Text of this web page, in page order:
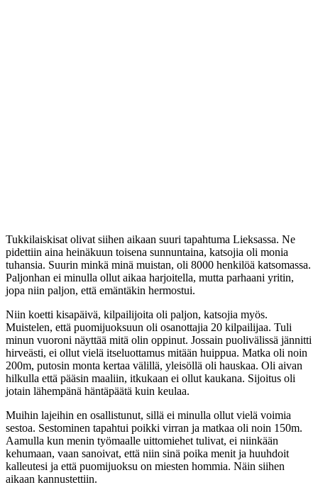
Tukkilaiskisat olivat siihen aikaan suuri tapahtuma Lieksassa. Ne
pidettiin aina heinäkuun toisena sunnuntaina, katsojia oli monia
tuhansia. Suurin minkä minä muistan, oli 8000 henkilöä katsomassa.
Paljonhan ei minulla ollut aikaa harjoitella, mutta parhaani yritin,
jopa niin paljon, että emäntäkin hermostui.
Niin koetti kisapäivä, kilpailijoita oli paljon, katsojia myös.
Muistelen, että puomijuoksuun oli osanottajia 20 kilpailijaa. Tuli
minun vuoroni näyttää mitä olin oppinut. Jossain puolivälissä jännitti
hirveästi, ei ollut vielä itseluottamus mitään huippua. Matka oli noin
200m, putosin monta kertaa välillä, yleisöllä oli hauskaa. Oli aivan
hilkulla että pääsin maaliin, itkukaan ei ollut kaukana. Sijoitus oli
jotain lähempänä häntäpäätä kuin keulaa.
Muihin lajeihin en osallistunut, sillä ei minulla ollut vielä voimia
sestoa. Sestominen tapahtui poikki virran ja matkaa oli noin 150m.
Aamulla kun menin työmaalle uittomiehet tulivat, ei niinkään
kehumaan, vaan sanoivat, että niin sinä poika menit ja huuhdoit
kalleutesi ja että puomijuoksu on miesten hommia. Näin siihen
aikaan kannustettiin.